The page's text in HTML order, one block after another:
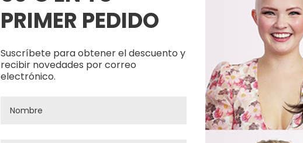
Productos Relacionados
PRIMER PEDIDO
Suscríbete para obtener el descuento y
recibir novedades por correo
electrónico.